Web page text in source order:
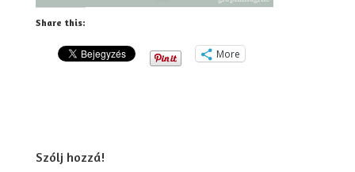
Share this:
More
Szólj hozzá!